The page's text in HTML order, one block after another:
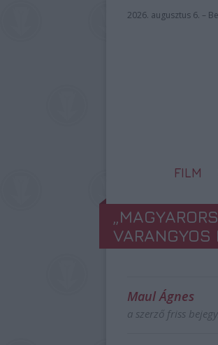
2026. augusztus 6. –
FILM
VARANGYOS
Maul Ágnes
a szerző friss